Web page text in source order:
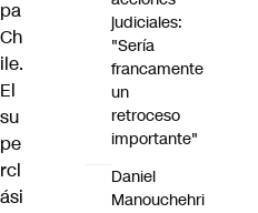
pa
Ch
ile.
El
su
pe
rcl
ási
judiciales:
"Sería
francamente
un
retroceso
importante"
Daniel
Manouchehri